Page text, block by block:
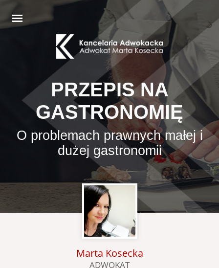
PRZEPIS NA
GASTRONOMIĘ
O problemach prawnych małej i
dużej gastronomii
Marta Kosecka
ADWOKAT